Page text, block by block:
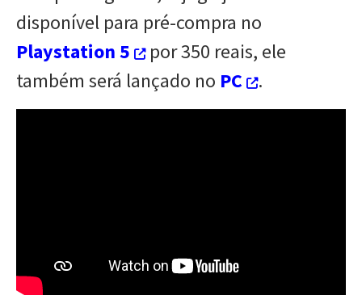
disponível para pré-compra no
Playstation 5
por 350 reais, ele
também será lançado no PC .